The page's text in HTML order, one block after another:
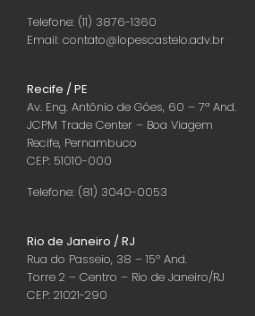
Telefone: (11) 3876-1360
Email: contato@lopescastelo.adv.br
Recife / PE
Av. Eng. Antônio de Góes, 60 – 7ª And.
JCPM Trade Center – Boa Viagem
Recife, Pernambuco
CEP: 51010-000
Telefone: (81) 3040-0053
Rio de Janeiro / RJ
Rua do Passeio, 38 – 15º And.
Torre 2 – Centro – Rio de Janeiro/RJ
CEP: 21021-290